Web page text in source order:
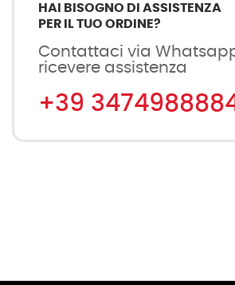
HAI BISOGNO DI ASSISTENZA
PER IL TUO ORDINE?
Contattaci via
ricevere assistenza
+39